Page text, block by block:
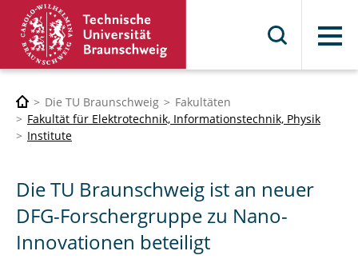
Menü
Die TU Braunschweig
Fakultäten
Fakultät für Elektrotechnik, Informationstechnik, Physik
Institute
Die TU Braunschweig ist an neuer
DFG-Forschergruppe zu Nano-
Innovationen beteiligt